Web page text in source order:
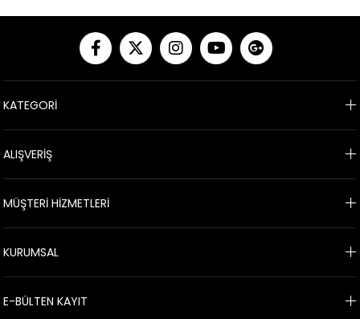
KATEGORİ
ALIŞVERİŞ
MÜŞTERİ HİZMETLERİ
KURUMSAL
E-BÜLTEN KAYIT